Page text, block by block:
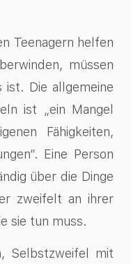
Teenagern helfen
müssen
ist. Die allgemeine
ist „ein Mangel
Fähigkeiten,
Eine Person
über die Dinge
zweifelt an ihrer
sie tun muss.
Selbstzweifel mit